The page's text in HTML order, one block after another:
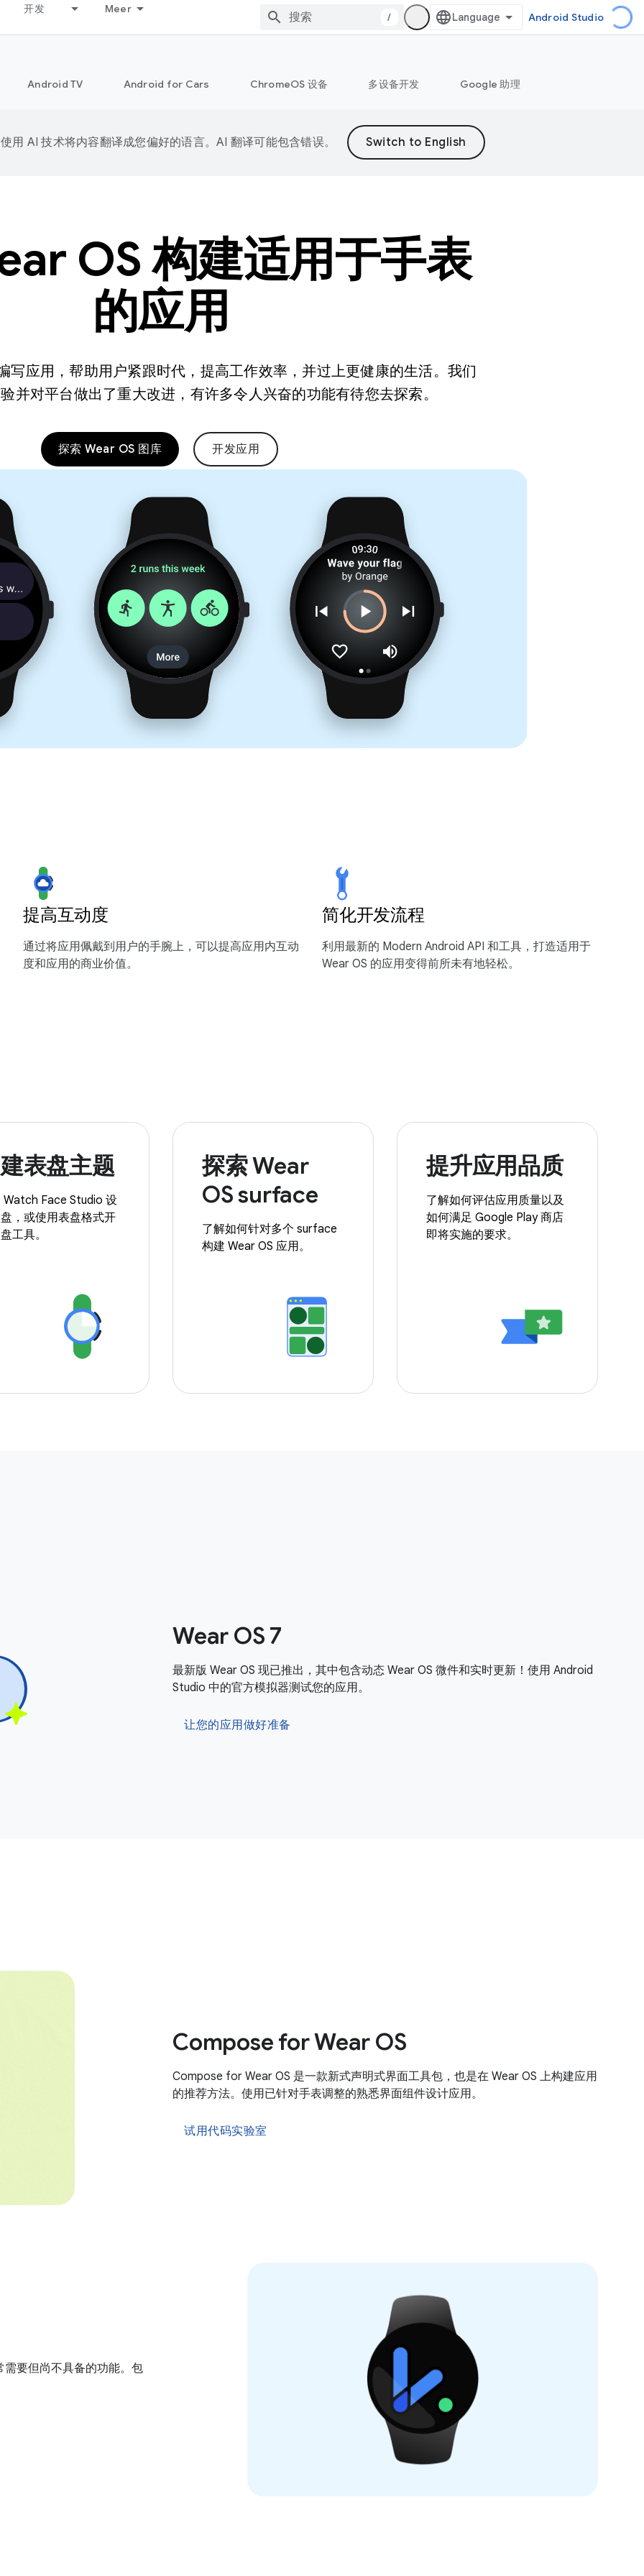
开发 Meer
/ Android Studio
Android TV Android for Cars ChromeOS 设备 多设备开发 Google 助理
用 AI 技术将内容翻译成您偏好的语言。AI 翻译可能包含错误。
OS 构建适用于手表
的应用
写应用，帮助用户紧跟时代，提高工作效率，并过上更健康的生活。我们
并对平台做出了重大改进，有许多令人兴奋的功能有待您去探索。
探索 Wear OS 图库 开发应用
提高互动度
通过将应用佩戴到用户的手腕上，可以提高应用内互动
度和应用的商业价值。
简化开发流程
利用最新的 Modern Android API 和工具，打造适用于
Wear OS 的应用变得前所未有地轻松。
表盘主题
Watch Face Studio 设
，或使用表盘格式开
工具。
探索 Wear
OS surface
了解如何针对多个 surface
构建 Wear OS 应用。
提升应用品质
了解如何评估应用质量以及
如何满足 Google Play 商店
即将实施的要求。
Wear OS 7
最新版 Wear OS 现已推出，其中包含动态 Wear OS 微件和实时更新！使用 Android
Studio 中的官方模拟器测试您的应用。
让您的应用做好准备
Compose for Wear OS
Compose for Wear OS 是一款新式声明式界面工具包，也是在 Wear OS 上构建应用
的推荐方法。使用已针对手表调整的熟悉界面组件设计应用。
试用代码实验室
需要但尚不具备的功能。包